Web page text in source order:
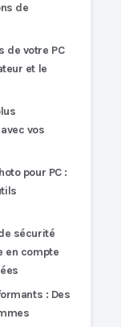
de
de votre PC
et le
vos
pour PC :
sécurité
en compte
: Des